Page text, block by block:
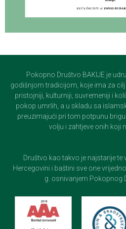
Pokopno Društvo BAKIJE je
godišnjom tradicijom, koje ima za
pristojniji, kulturniji, suvremeniji i
pokop umrlih, a u skladu sa
preuzimajući pri tom potpunu
volju i zahtjeve onih koji
Društvo kao takvo je najstarije te
Hercegovini i baštini sve one
g. osnivanjem Pokopnog